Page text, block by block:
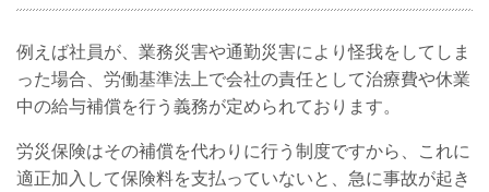
例えば社員が、業務災害や通勤災害により怪我をしてしま
った場合、労働基準法上で会社の責任として治療費や休業
中の給与補償を行う義務が定められております。
労災保険はその補償を代わりに行う制度ですから、これに
適正加入して保険料を支払っていないと、急に事故が起き